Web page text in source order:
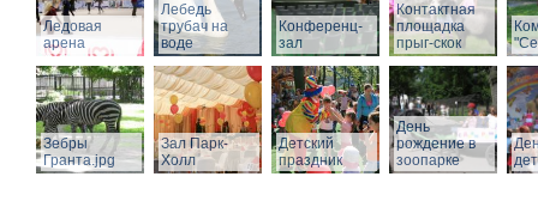
Ледовая
арена
Лебедь
трубач на
воде
Конференц-
зал
Контактная
площадка
прыг-скок
Зебры
Гранта.jpg
Зал Парк-
Холл
Детский
праздник
День
рождение в
зоопарке